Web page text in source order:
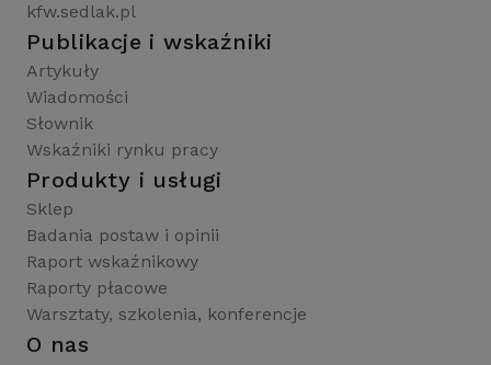
kfw.sedlak.pl
Publikacje i wskaźniki
Artykuły
Wiadomości
Słownik
Wskaźniki rynku pracy
Produkty i usługi
Sklep
Badania postaw i opinii
Raport wskaźnikowy
Raporty płacowe
Warsztaty, szkolenia, konferencje
O nas